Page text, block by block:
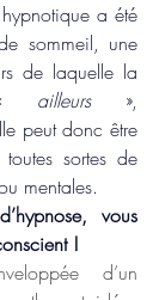
hypnotique a été
sommeil, une
de laquelle la
« ailleurs »,
peut donc être
sortes de
mentales.
vous
!
d’un